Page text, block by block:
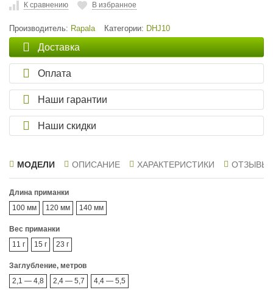
К сравнению В избранное
Производитель: Rapala Категории: DHJ10
Доставка
Оплата
Наши гарантии
Наши скидки
МОДЕЛИ ОПИСАНИЕ ХАРАКТЕРИСТИКИ ОТЗЫВЫ
Длина приманки
100 мм
120 мм 140 мм
Вес приманки
11 г
15 г 23 г
Заглубление, метров
2,1 — 4,8
2,4 — 5,7 4,4 — 5,5